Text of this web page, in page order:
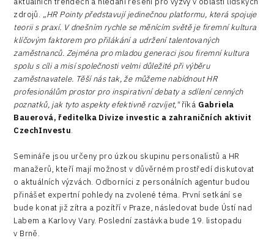
zdrojů. „HR Pointy představují jedinečnou platformu, která spojuje
teorii s praxí. V dnešním rychle se měnícím světě je firemní kultura
klíčovým faktorem pro přilákání a udržení talentovaných
zaměstnanců. Zejména pro mladou generaci jsou firemní kultura
spolu s cíli a misí společnosti velmi důležité při výběru
zaměstnavatele. Těší nás tak, že můžeme nabídnout HR
profesionálům prostor pro inspirativní debaty a sdílení cenných
poznatků, jak tyto aspekty efektivně rozvíjet,"říká Gabriela
Bauerová, ředitelka Divize investic a zahraničních aktivit
CzechInvestu.
Semináře jsou určeny pro úzkou skupinu personalistů a HR
manažerů, kteří mají možnost v důvěrném prostředí diskutovat
o aktuálních výzvách. Odborníci z personálních agentur budou
přinášet expertní pohledy na zvolené téma. První setkání se
bude konat již zítra a pozítří v Praze, následovat bude Ústí nad
Labem a Karlovy Vary. Poslední zastávka bude 19. listopadu
v Brně.